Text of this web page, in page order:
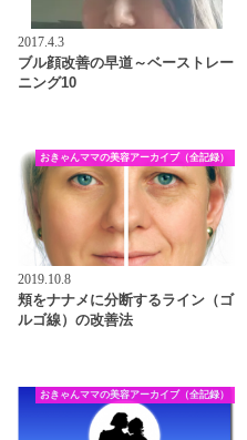
2017.4.3
ブル顔改善の早道～ベーストレー
ニング10
おきゃんママの美容アーカイブ（全記録）
2019.10.8
頬をナナメに分断するライン（ゴ
ルゴ線）の改善法
おきゃんママの美容アーカイブ（全記録）